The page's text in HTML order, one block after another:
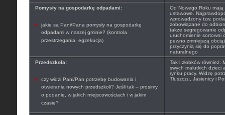
Pomysły na gospodarkę odpadami:
jakie są Pani/Pana pomysły na gospodarkę
odpadami w naszej gminie? (kontrola
przestrzegania, egzekucja)
Od Nowego Roku
ustawowe.
wprowadzony tzw.
zobowiązane do
także segregowanie
uruchomienie sortowni
pewno zmniejszą
przyczynią się do
naturalnego
Przedszkola:
czy widzi Pani/Pan potrzebę budowania i
otwierania nowych przedszkoli? Jeśli tak – prosimy
o podanie, w jakich miejscowościach i w jakim
czasie?
Tak i żłobków również.
swych malutkich dzieci
rynku pracy. Widzę
Tłuszczu, Jasienicy i